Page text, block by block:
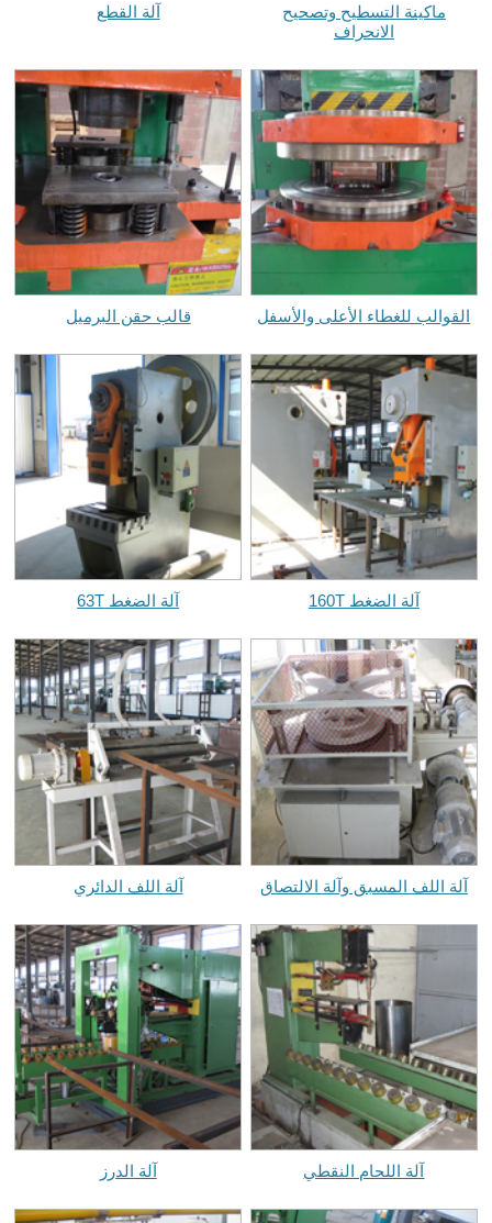
ماكينة التسطيح وتصحيح
الانحراف
آلة القطع
القوالب للغطاء الأعلى والأسفل قالب حقن البرميل
آلة الضغط 160T آلة الضغط 63T
آلة اللف المسبق وآلة الالتصاق آلة اللف الدائري
آلة اللحام النقطي آلة الدرز